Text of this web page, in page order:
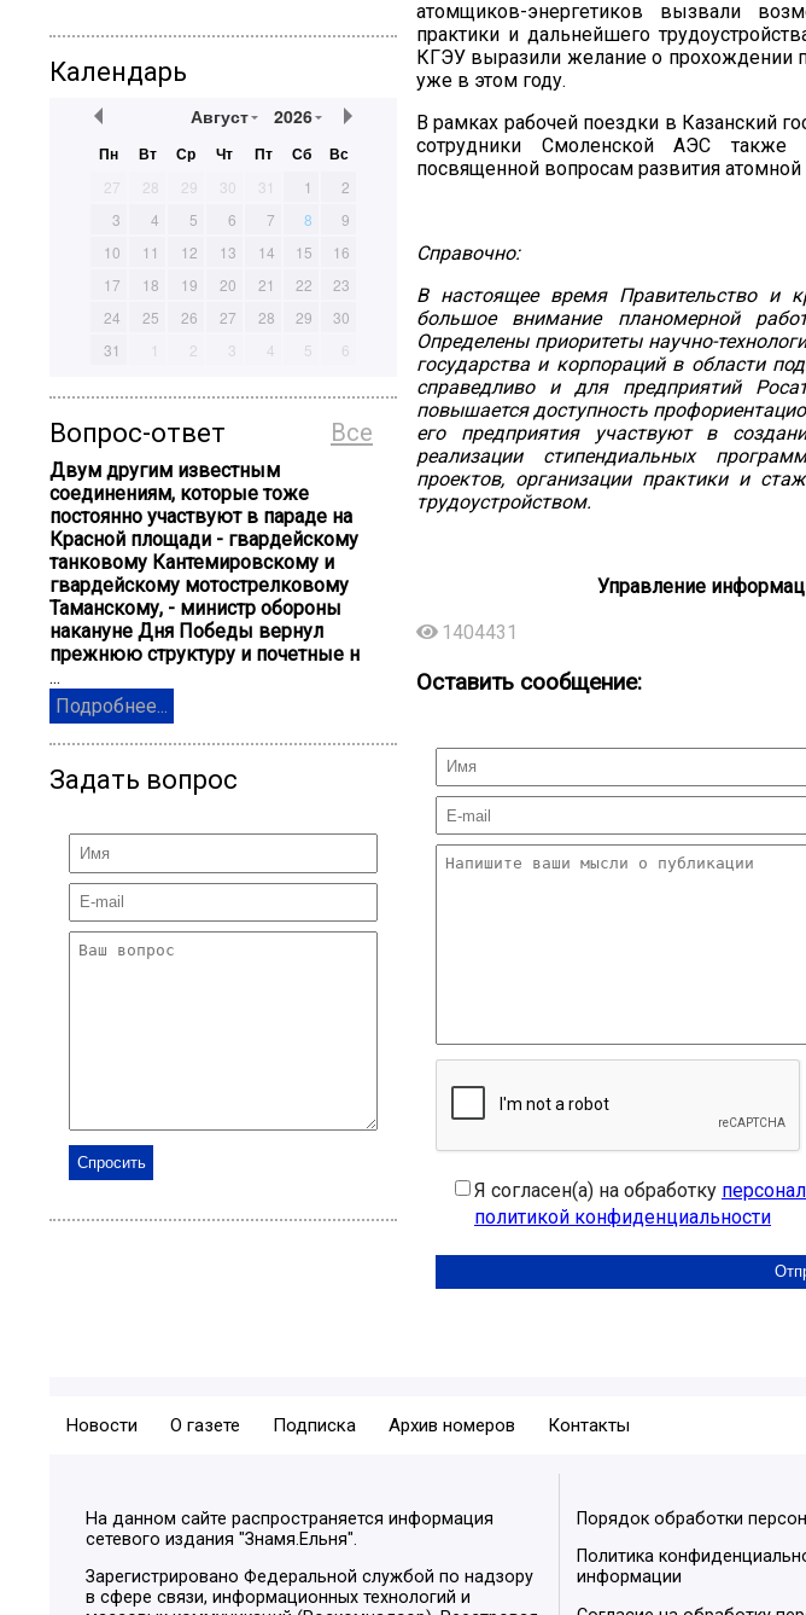
Календарь
Август 2026
Пн Вт Ср Чт Пт Сб Вс
27 28 29 30 31 1
2
3
4 5 6 7 8
9
10
11 12 13 14 15
16
17
18 19 20 21 22
23
24
25 26 27 28 29
30
31
1 2 3 4 5 6
Все
Вопрос-ответ
Двум другим известным
соединениям, которые тоже
постоянно участвуют в параде на
Красной площади - гвардейскому
танковому Кантемировскому и
гвардейскому мотострелковому
Таманскому, - министр обороны
накануне Дня Победы вернул
прежнюю структуру и почетные н
...
Подробнее...
Задать вопрос
атомщиков-энергетиков вызвали
практики и дальнейшего
КГЭУ выразили желание о прохождении
уже в этом году.
В рамках рабочей поездки в Казанский
сотрудники Смоленской АЭС также
посвященной вопросам развития атомной
Справочно:
В настоящее время Правительство и
большое внимание планомерной
Определены приоритеты научно-
государства и корпораций в области
справедливо и для предприятий
повышается доступность
его предприятия участвуют в
реализации стипендиальных
проектов, организации практики и
трудоустройством.
Управление
1404431
Оставить сообщение:
Я согласен(а) на обработку
политикой конфиденциальности
Новости О газете Подписка Архив номеров Контакты
На данном сайте распространяется информация
сетевого издания "Знамя.Ельня".
Зарегистрировано Федеральной службой по надзору
в сфере связи, информационных технологий и
Порядок обработки
Политика
информации